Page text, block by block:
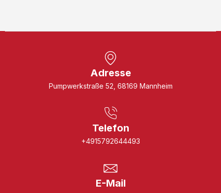
Adresse
Pumpwerkstraße 52, 68169 Mannheim
Telefon
+4915792644493
E-Mail